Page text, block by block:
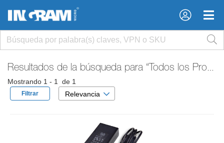
×
×
Resultados de la búsqueda para “Todos los Productos”
Mostrando 1 - 1 de 1
Filtrar Relevancia